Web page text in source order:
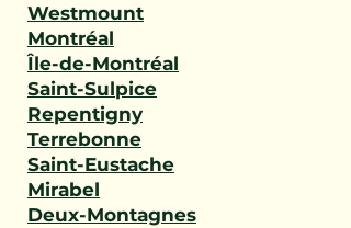
Westmount
Montréal
Île-de-Montréal
Saint-Sulpice
Repentigny
Terrebonne
Saint-Eustache
Mirabel
Deux-Montagnes